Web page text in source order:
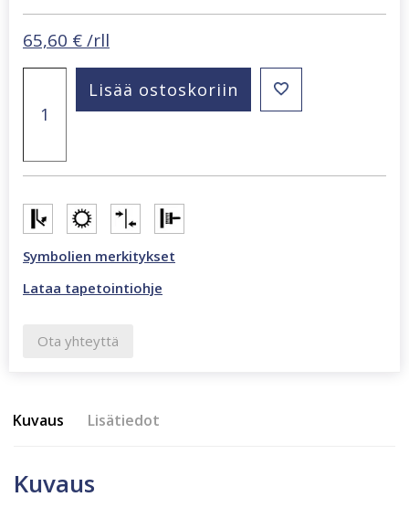
65,60 € /rll
kermanvaalea
kukkaköynnös
määrä
Lisää ostoskoriin
Symbolien merkitykset
Lataa tapetointiohje
Ota yhteyttä
Kuvaus Lisätiedot
Kuvaus